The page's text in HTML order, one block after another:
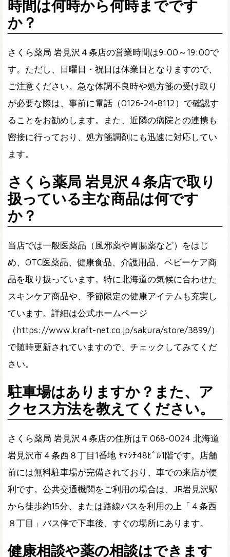
時間は何時から何時までです
か？
さくら薬局 岩見沢４条店の営業時間は9:00～19:00で
す。ただし、日曜日・祝日は休業日となりますので、
ご注意ください。急な体調不良時や処方箋の受け取り
が必要な際は、事前に電話（0126-24-8112）で確認す
ることをお勧めします。また、近隣の病院との連携も
密接に行っており、処方箋調剤にも迅速に対応してい
ます。
さくら薬局 岩見沢４条店で取り
扱っている主な商品は何です
か？
当店では一般医薬品（風邪薬や胃腸薬など）をはじ
め、OTC医薬品、健康食品、介護用品、ベビーケア商
品を取り扱っています。特に北海道の気候に合わせた
スキンケア商品や、季節限定の健康アイテムも充実し
ています。詳細は公式ホームページ
（https://www.kraft-net.co.jp/sakura/store/3899/）
で随時更新されていますので、チェックしてみてくだ
さい。
駐車場はありますか？また、ア
クセス方法を教えてください。
さくら薬局 岩見沢４条店の住所は〒068-0024 北海道
岩見沢市４条西８丁目1番地 ﾔﾏｼﾁ48ﾋﾞﾙ1階です。店舗
前には無料駐車場が完備されており、車での来店が便
利です。公共交通機関をご利用の場合は、JR岩見沢駅
から徒歩約15分、または路線バスを利用の上「４条西
８丁目」バス停で下車後、すぐの場所にあります。
健康相談や薬の相談はできます